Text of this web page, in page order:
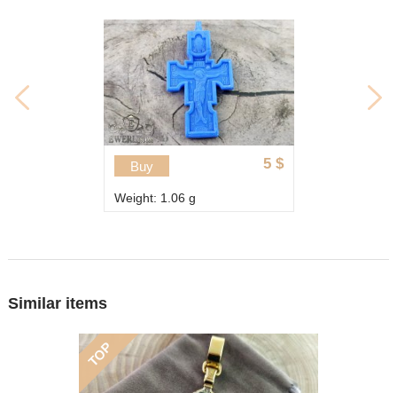
5 $
Buy
Weight: 1.06 g
Similar items
TOP